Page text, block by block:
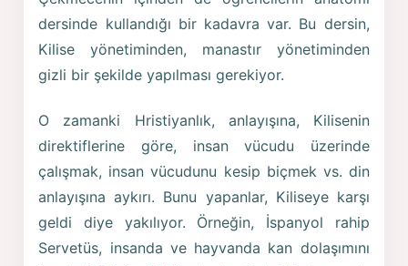
dersinde kullandığı bir kadavra var. Bu dersin,
Kilise yönetiminden, manastır yönetiminden
gizli bir şekilde yapılması gerekiyor.
O zamanki Hristiyanlık, anlayışına, Kilisenin
direktiflerine göre, insan vücudu üzerinde
çalışmak, insan vücudunu kesip biçmek vs. din
anlayışına aykırı. Bunu yapanlar, Kiliseye karşı
geldi diye yakılıyor. Örneğin, İspanyol rahip
Servetüs, insanda ve hayvanda kan dolaşımını